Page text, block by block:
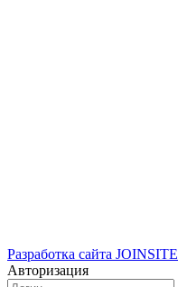
Разработка сайта JOINSITE
Авторизация